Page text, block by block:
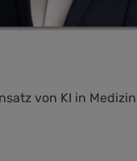
von KI in